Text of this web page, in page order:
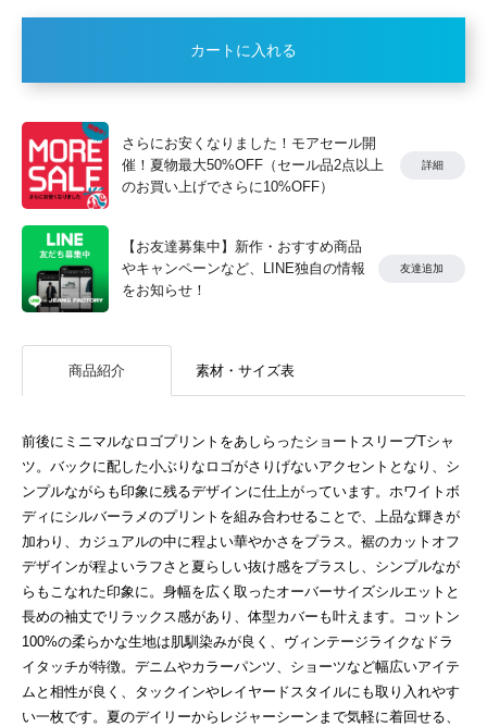
カートに入れる
さらにお安くなりました！モアセール開
催！夏物最大50%OFF（セール品2点以上
のお買い上げでさらに10%OFF）
詳細
【お友達募集中】新作・おすすめ商品
やキャンペーンなど、LINE独自の情報
をお知らせ！
友達追加
商品紹介 素材・サイズ表
前後にミニマルなロゴプリントをあしらったショートスリーブTシャ
ツ。バックに配した小ぶりなロゴがさりげないアクセントとなり、シ
ンプルながらも印象に残るデザインに仕上がっています。ホワイトボ
ディにシルバーラメのプリントを組み合わせることで、上品な輝きが
加わり、カジュアルの中に程よい華やかさをプラス。裾のカットオフ
デザインが程よいラフさと夏らしい抜け感をプラスし、シンプルなが
らもこなれた印象に。身幅を広く取ったオーバーサイズシルエットと
長めの袖丈でリラックス感があり、体型カバーも叶えます。コットン
100%の柔らかな生地は肌馴染みが良く、ヴィンテージライクなドラ
イタッチが特徴。デニムやカラーパンツ、ショーツなど幅広いアイテ
ムと相性が良く、タックインやレイヤードスタイルにも取り入れやす
い一枚です。夏のデイリーからレジャーシーンまで気軽に着回せる、